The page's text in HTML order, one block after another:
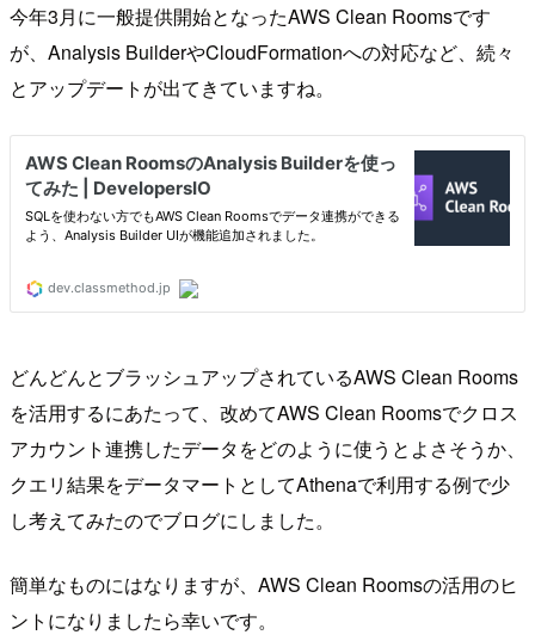
今年3月に一般提供開始となったAWS Clean Roomsです
が、Analysis BuilderやCloudFormationへの対応など、続々
とアップデートが出てきていますね。
どんどんとブラッシュアップされているAWS Clean Rooms
を活用するにあたって、改めてAWS Clean Roomsでクロス
アカウント連携したデータをどのように使うとよさそうか、
クエリ結果をデータマートとしてAthenaで利用する例で少
し考えてみたのでブログにしました。
簡単なものにはなりますが、AWS Clean Roomsの活用のヒ
ントになりましたら幸いです。